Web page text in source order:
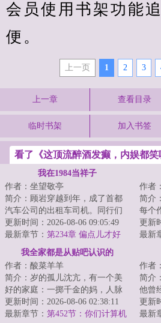
会员使用书架功能
便。
上一页 1 2 3
上一章 查看目录
临时书架 加入书签
看了《这顶流醉酒发癫，内娱都
我在1984当祥子
作者：坐望敬亭
简介：顾岩穿越到年，成了首都
汽车公司的出租车司机。同行们
都自嘲他们这行是“现代祥子”。可
人家祥子正...
更新时间：2026-08-06 09:05:49
最新章节： 第234章 偏点儿才好
作者
简介
每个
改编
里，
更新
最新
我全家都是从贴吧认识的
作者：酸菜羊羊
简介：岁的孤儿沈亢，有一个美
好的家庭：一掷千金的妈，人脉
广博的爸，人间理想的妹。不过
大家不太熟，一...
更新时间：2026-08-06 02:38:11
最新章节： 第452节：你们计算机
作者
简介
他曾
奇。
叛亲
更新
最新